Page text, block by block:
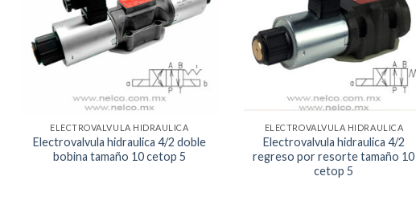
ELECTROVALVULA HIDRAULICA
Electrovalvula hidraulica 4/2 doble
bobina tamaño 10 cetop 5
ELECTROVALVULA HIDRAULICA
Electrovalvula hidraulica 4/2
regreso por resorte tamaño 10
cetop 5